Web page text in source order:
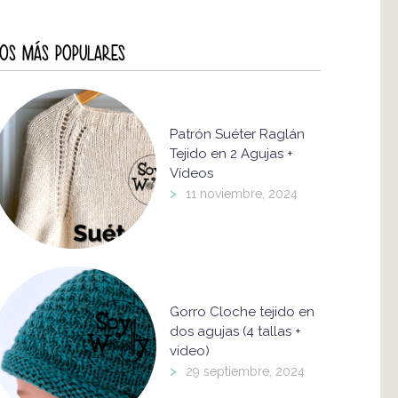
MÁS POPULARES
Patrón Suéter Raglán
Tejido en 2 Agujas +
Vídeos
> 11 noviembre, 2024
Gorro Cloche tejido en
dos agujas (4 tallas +
video)
> 29 septiembre, 2024